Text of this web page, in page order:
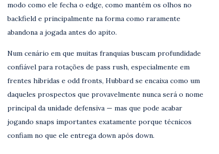
modo como ele fecha o edge, como mantém os olhos no
backfield e principalmente na forma como raramente
abandona a jogada antes do apito.
Num cenário em que muitas franquias buscam profundidade
confiável para rotações de pass rush, especialmente em
frentes híbridas e odd fronts, Hubbard se encaixa como um
daqueles prospectos que provavelmente nunca será o nome
principal da unidade defensiva — mas que pode acabar
jogando snaps importantes exatamente porque técnicos
confiam no que ele entrega down após down.